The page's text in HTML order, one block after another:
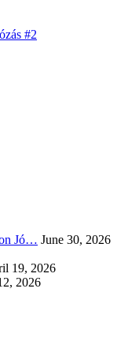
#2
Jó… June 30, 2026
19, 2026
2026